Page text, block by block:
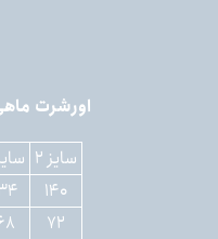
اورشرت
سایز ۲
۱۴۰
۷۲